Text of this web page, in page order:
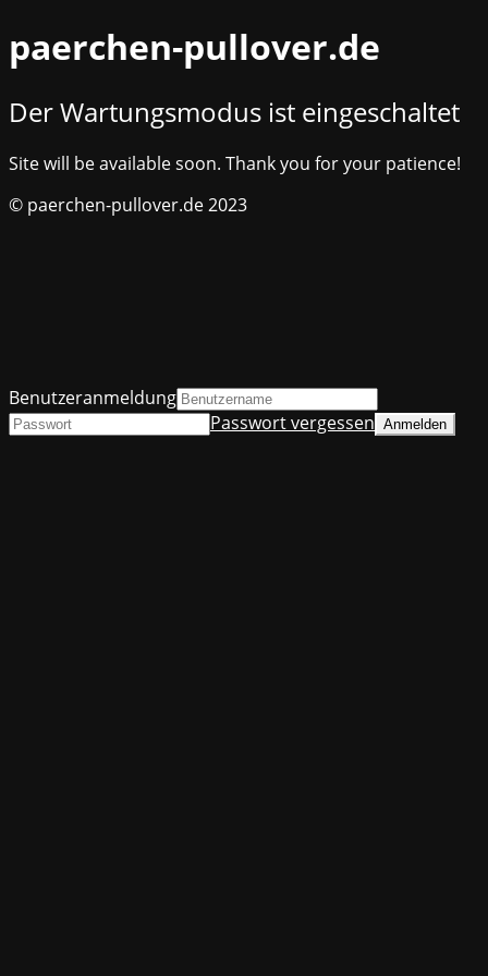
paerchen-pullover.de
Der Wartungsmodus ist eingeschaltet
Site will be available soon. Thank you for your patience!
© paerchen-pullover.de 2023
Benutzeranmeldung
Passwort vergessen